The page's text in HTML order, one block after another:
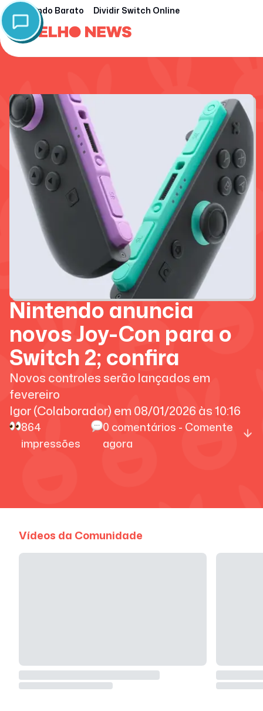
Nintendo Barato Dividir Switch Online
Nintendo anuncia
novos Joy-Con para o
Switch 2; confira
Novos controles serão lançados em
fevereiro
Igor (Colaborador) em 08/01/2026 às10:16
864
impressões
0 comentários - Comente
agora
Vídeos da Comunidade